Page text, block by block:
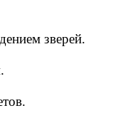
зверей.